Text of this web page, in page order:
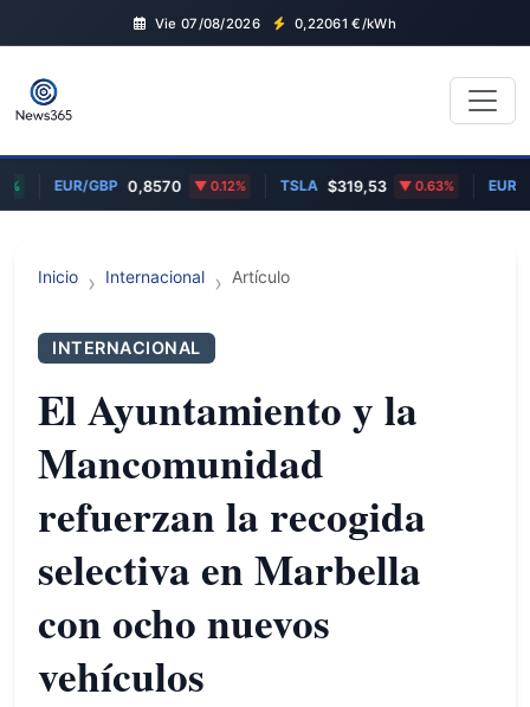
Vie 07/08/2026 0,22061 €/kWh
EUR/GBP 0,8570 0.12% TSLA $319,53 0.63% EUR/
Inicio Internacional Artículo
INTERNACIONAL
El Ayuntamiento y la
Mancomunidad
refuerzan la recogida
selectiva en Marbella
con ocho nuevos
vehículos